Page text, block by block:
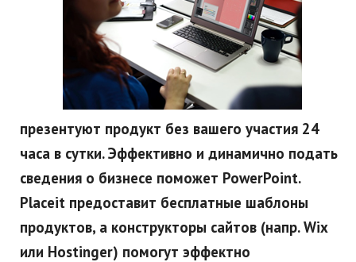
презентуют продукт без вашего участия 24
часа в сутки. Эффективно и динамично подать
сведения о бизнесе поможет PowerPoint.
Placeit предоставит бесплатные шаблоны
продуктов, а конструкторы сайтов (напр. Wix
или Hostinger) помогут эффектно